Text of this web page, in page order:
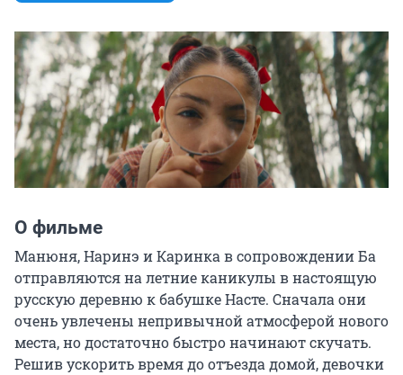
О фильме
Манюня, Наринэ и Каринка в сопровождении Ба
отправляются на летние каникулы в настоящую
русскую деревню к бабушке Насте. Сначала они
очень увлечены непривычной атмосферой нового
места, но достаточно быстро начинают скучать.
Решив ускорить время до отъезда домой, девочки